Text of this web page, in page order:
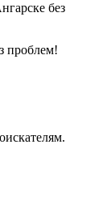
без
проблем!